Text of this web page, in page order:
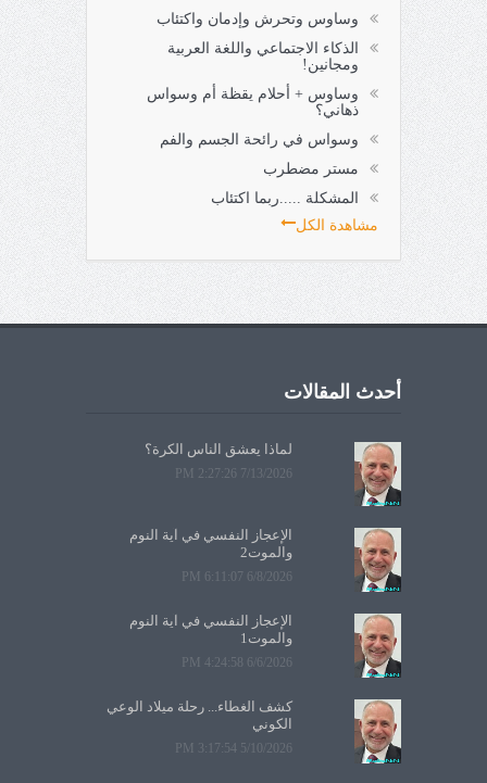
وساوس وتحرش وإدمان واكتئاب
الذكاء الاجتماعي واللغة العربية
ومجانين!
وساوس + أحلام يقظة أم وسواس
ذهاني؟
وسواس في رائحة الجسم والفم
مستر مضطرب
المشكلة .....ربما اكتئاب
مشاهدة الكل
أحدث المقالات
لماذا يعشق الناس الكرة؟
7/13/2026 2:27:26 PM
الإعجاز النفسي في آية النوم
والموت2
6/8/2026 6:11:07 PM
الإعجاز النفسي في آية النوم
والموت1
6/6/2026 4:24:58 PM
كشف الغطاء... رحلة ميلاد الوعي
الكوني
5/10/2026 3:17:54 PM